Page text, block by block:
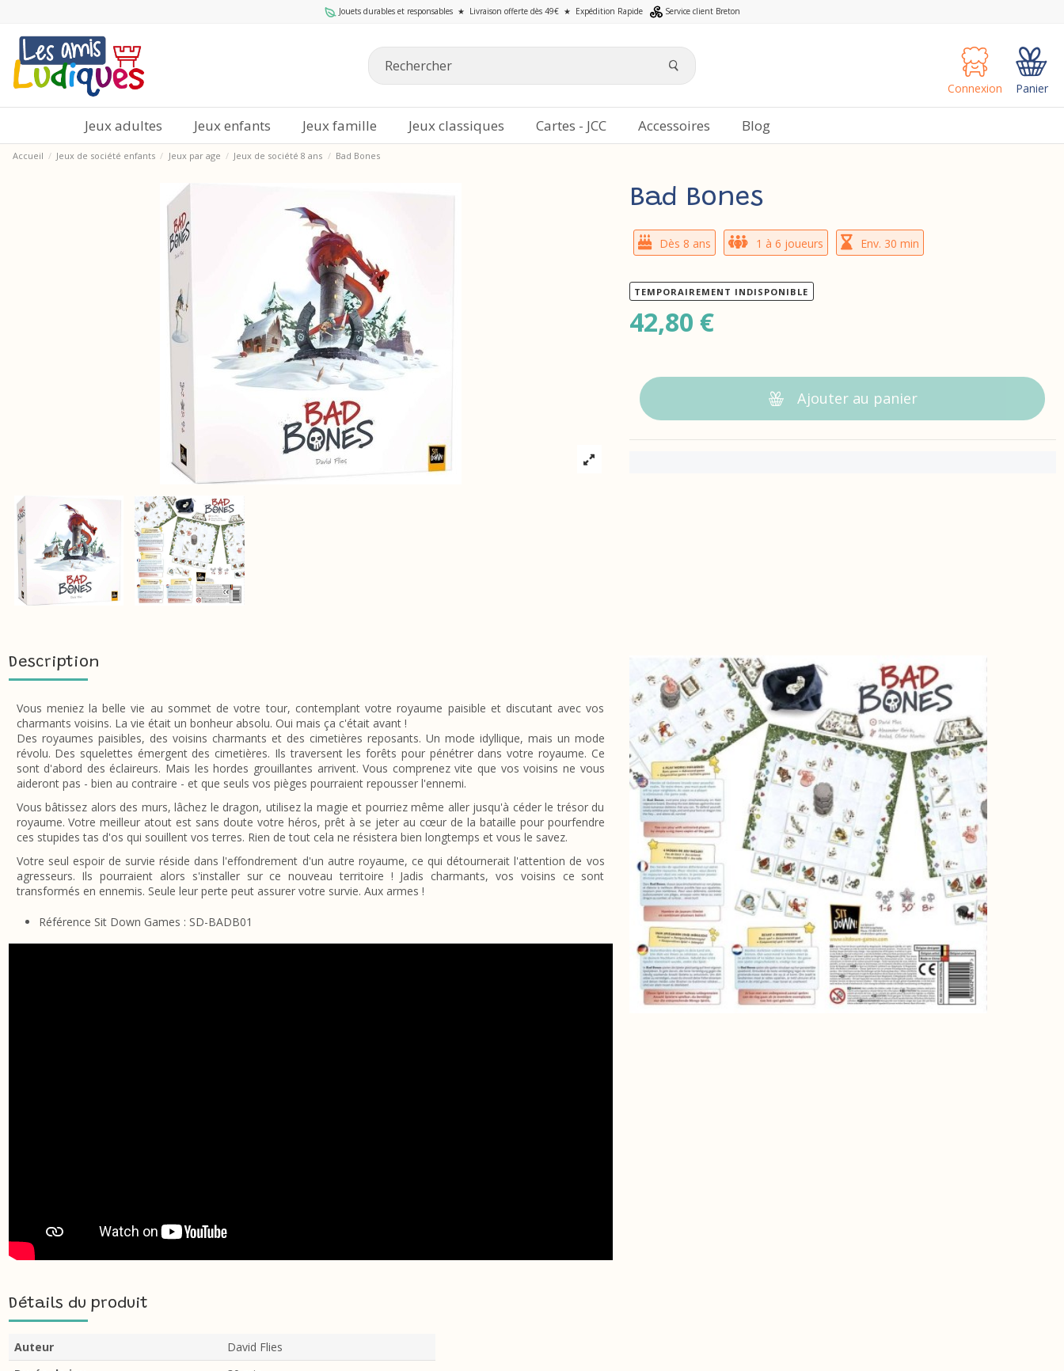
Jouets durables et responsables ★ Livraison offerte dès 49€ ★ Expédition Rapide Service client Breton
Connexion Panier
Jeux adultes Jeux enfants Jeux famille Jeux classiques Cartes - JCC Accessoires Blog
Accueil Jeux de société enfants Jeux par age Jeux de société 8 ans Bad Bones
Bad Bones
Dès 8 ans 1 à 6 joueurs Env. 30 min
TEMPORAIREMENT INDISPONIBLE
42,80 €
Ajouter au panier
Description
Vous meniez la belle vie au sommet de votre tour, contemplant votre royaume paisible et discutant avec vos
charmants voisins. La vie était un bonheur absolu. Oui mais ça c'était avant !
Des royaumes paisibles, des voisins charmants et des cimetières reposants. Un mode idyllique, mais un mode
révolu. Des squelettes émergent des cimetières. Ils traversent les forêts pour pénétrer dans votre royaume. Ce
sont d'abord des éclaireurs. Mais les hordes grouillantes arrivent. Vous comprenez vite que vos voisins ne vous
aideront pas - bien au contraire - et que seuls vos pièges pourraient repousser l'ennemi.
Vous bâtissez alors des murs, lâchez le dragon, utilisez la magie et pourriez même aller jusqu'à céder le trésor du
royaume. Votre meilleur atout est sans doute votre héros, prêt à se jeter au cœur de la bataille pour pourfendre
ces stupides tas d'os qui souillent vos terres. Rien de tout cela ne résistera bien longtemps et vous le savez.
Votre seul espoir de survie réside dans l'effondrement d'un autre royaume, ce qui détournerait l'attention de vos
agresseurs. Ils pourraient alors s'installer sur ce nouveau territoire ! Jadis charmants, vos voisins ce sont
transformés en ennemis. Seule leur perte peut assurer votre survie. Aux armes !
Référence Sit Down Games : SD-BADB01
Détails du produit
Auteur
David Flies